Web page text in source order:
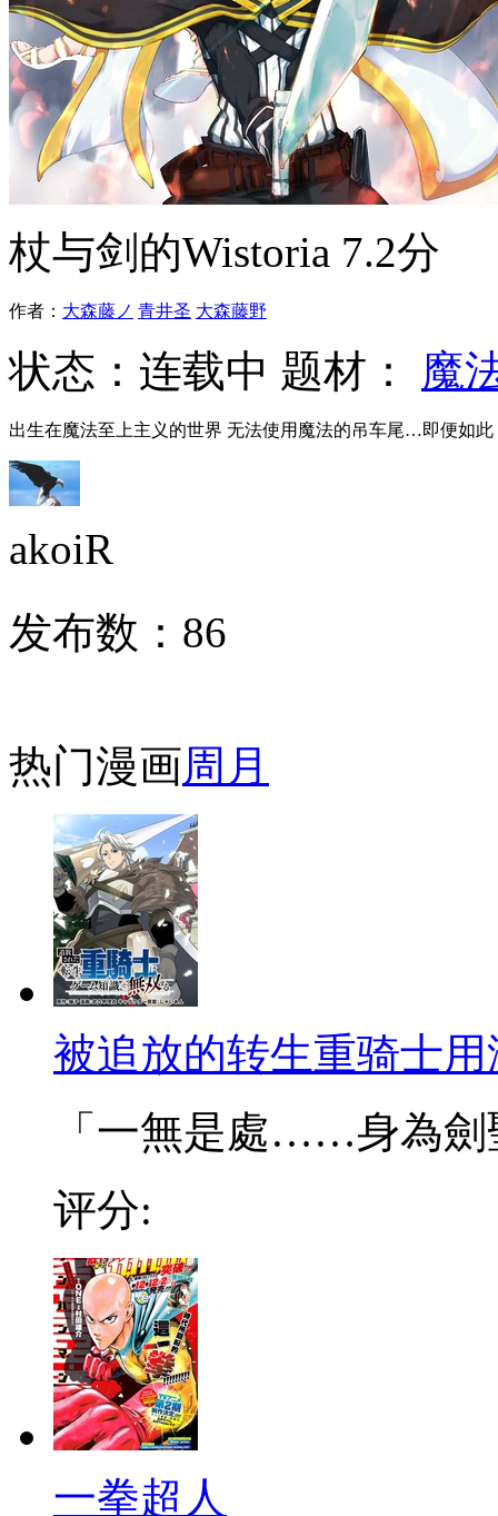
杖与剑的Wistoria 7.2分
作者： 大森藤ノ 青井圣 大森藤野
状态： 连载中 题材： 魔
出生在魔法至上主义的世界 无法使用魔法的吊车尾…即便如
akoiR
发布数： 86
热门漫画周 月
被追放的转生重骑士
「一無是處……身為劍
评分:
一拳超人